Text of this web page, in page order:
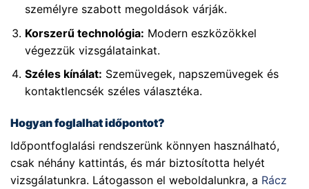
személyre szabott megoldások várják.
Korszerű technológia: Modern eszközökkel
végezzük vizsgálatainkat.
Széles kínálat: Szemüvegek, napszemüvegek és
kontaktlencsék széles választéka.
Hogyan foglalhat időpontot?
Időpontfoglalási rendszerünk könnyen használható,
csak néhány kattintás, és már biztosította helyét
vizsgálatunkra. Látogasson el weboldalunkra, a Rácz